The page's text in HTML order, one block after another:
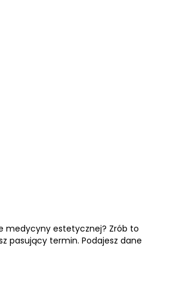
medycyny estetycznej? Zrób to
pasujący termin. Podajesz dane